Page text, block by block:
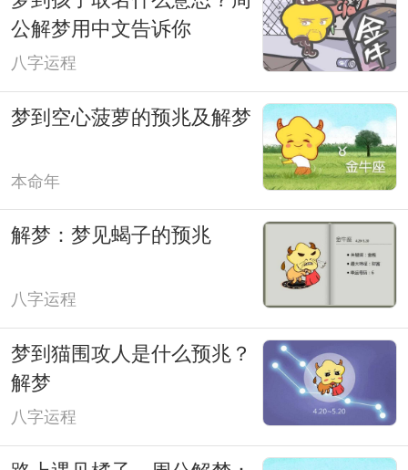
公解梦用中文告诉你
八字运程
梦到空心菠萝的预兆及解梦
本命年
解梦：梦见蝎子的预兆
八字运程
梦到猫围攻人是什么预兆？
解梦
八字运程